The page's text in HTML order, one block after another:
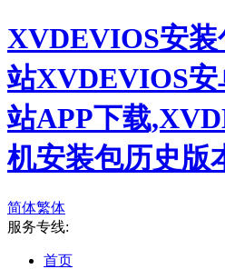
XVDEVIOS安
站XVDEVIOS
站APP下载
机安装包历史版
简体繁体
服务专线:
首页